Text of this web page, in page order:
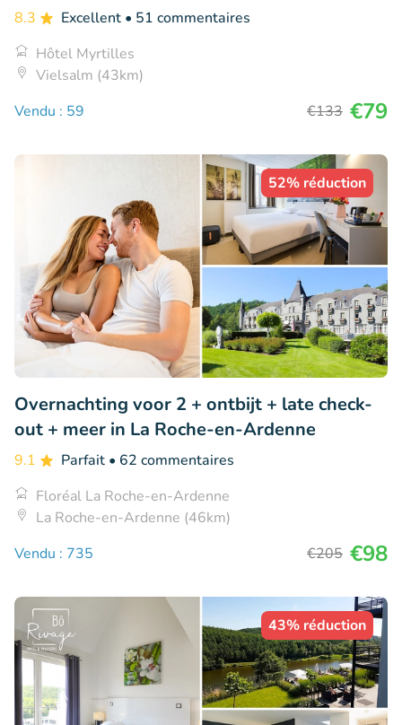
8.3 Excellent • 51 commentaires
Hôtel Myrtilles
Vielsalm (43km)
Vendu : 59
€133 €79
52% réduction
Overnachting voor 2 + ontbijt + late check-
out + meer in La Roche-en-Ardenne
9.1 Parfait • 62 commentaires
Floréal La Roche-en-Ardenne
La Roche-en-Ardenne (46km)
Vendu : 735
€205 €98
43% réduction